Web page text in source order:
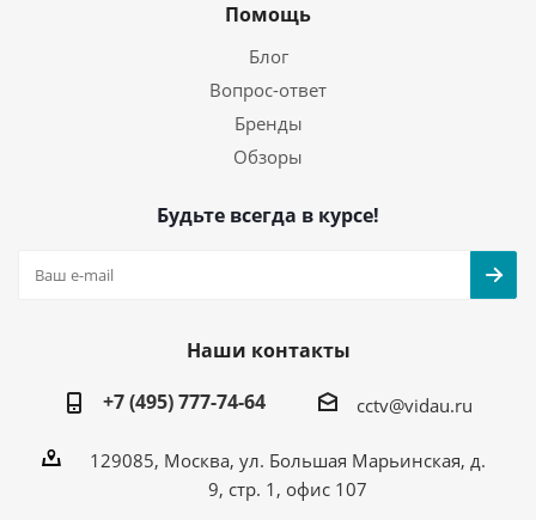
Помощь
Блог
Вопрос-ответ
Бренды
Обзоры
Будьте всегда в курсе!
Наши контакты
+7 (495) 777-74-64
cctv@vidau.ru
129085, Москва, ул. Большая Марьинская, д.
9, стр. 1, офис 107